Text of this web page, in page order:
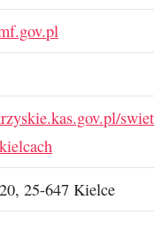
25-647 Kielce